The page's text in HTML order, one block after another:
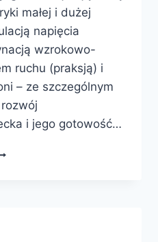
małej i dużej
napięcia
wzrokowo-
ruchu (praksją) i
– ze szczególnym
i jego gotowość…